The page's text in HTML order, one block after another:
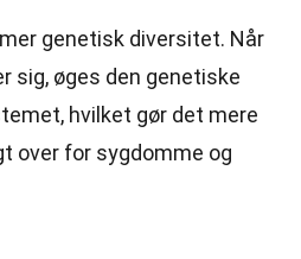
genetisk diversitet. Når
sig, øges den genetiske
hvilket gør det mere
over for sygdomme og